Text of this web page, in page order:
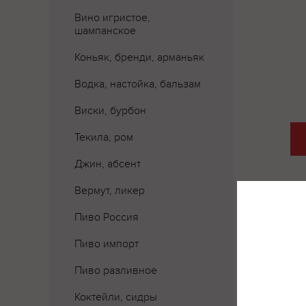
Вино игристое,
шампанское
Коньяк, бренди, арманьяк
Водка, настойка, бальзам
Виски, бурбон
Текила, ром
Джин, абсент
Вермут, ликер
Пиво Россия
Пиво импорт
Пиво разливное
Коктейли, сидры